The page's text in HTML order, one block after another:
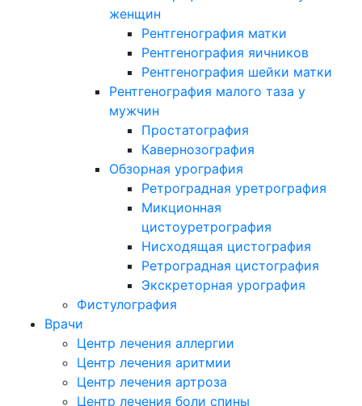
женщин
Рентгенография матки
Рентгенография яичников
Рентгенография шейки матки
Рентгенография малого таза у
мужчин
Простатография
Кавернозография
Обзорная урография
Ретроградная уретрография
Микционная
цистоуретрография
Нисходящая цистография
Ретроградная цистография
Экскреторная урография
Фистулография
Врачи
Центр лечения аллергии
Центр лечения аритмии
Центр лечения артроза
Центр лечения боли спины